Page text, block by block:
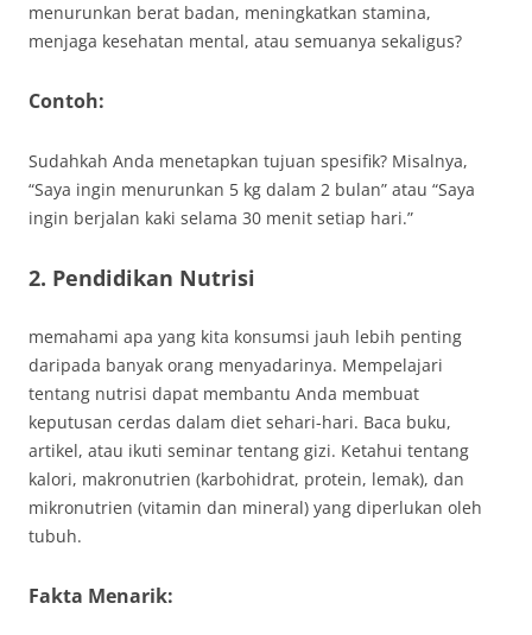
menurunkan berat badan, meningkatkan stamina,
menjaga kesehatan mental, atau semuanya sekaligus?
Contoh:
Sudahkah Anda menetapkan tujuan spesifik? Misalnya,
“Saya ingin menurunkan 5 kg dalam 2 bulan” atau “Saya
ingin berjalan kaki selama 30 menit setiap hari.”
2. Pendidikan Nutrisi
memahami apa yang kita konsumsi jauh lebih penting
daripada banyak orang menyadarinya. Mempelajari
tentang nutrisi dapat membantu Anda membuat
keputusan cerdas dalam diet sehari-hari. Baca buku,
artikel, atau ikuti seminar tentang gizi. Ketahui tentang
kalori, makronutrien (karbohidrat, protein, lemak), dan
mikronutrien (vitamin dan mineral) yang diperlukan oleh
tubuh.
Fakta Menarik: